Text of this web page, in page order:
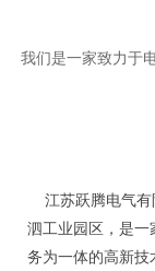
我们是一家致力于
江苏跃腾电气有
泗工业园区，是
务为一体的高新